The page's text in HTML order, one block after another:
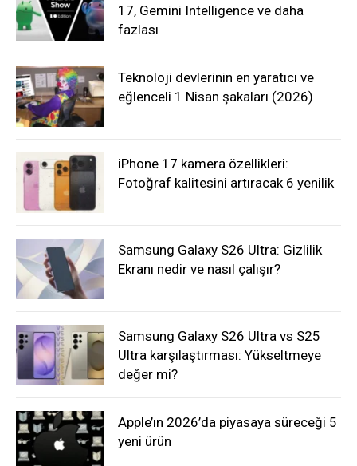
17, Gemini Intelligence ve daha
fazlası
Teknoloji devlerinin en yaratıcı ve
eğlenceli 1 Nisan şakaları (2026)
iPhone 17 kamera özellikleri:
Fotoğraf kalitesini artıracak 6 yenilik
Samsung Galaxy S26 Ultra: Gizlilik
Ekranı nedir ve nasıl çalışır?
Samsung Galaxy S26 Ultra vs S25
Ultra karşılaştırması: Yükseltmeye
değer mi?
Apple’ın 2026’da piyasaya süreceği 5
yeni ürün